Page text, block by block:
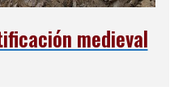
medieval